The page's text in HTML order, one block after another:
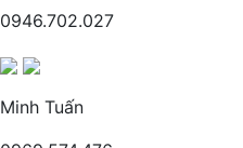
0946.702.027
Minh Tuấn